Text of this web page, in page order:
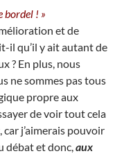
bordel ! »
et de
il qu’il y ait autant de
? En plus, nous
ne sommes pas tous
propre aux
de voir tout cela
j’aimerais pouvoir
débat et donc, aux